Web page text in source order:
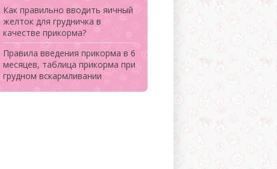
Как правильно вводить яичный
желток для грудничка в
качестве прикорма?
Правила введения прикорма в 6
месяцев, таблица прикорма при
грудном вскармливании